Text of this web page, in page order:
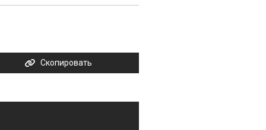
Скопировать